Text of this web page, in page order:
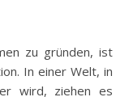
In einer Welt, in
wird, ziehen es